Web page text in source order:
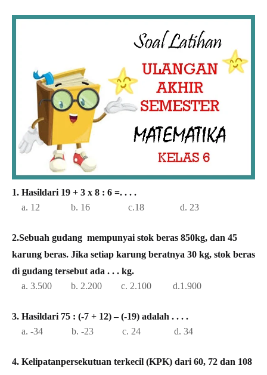
1. Hasildari 19 + 3 x 8 : 6 =. . . .
a. 12 b. 16 c.18 d. 23
2.Sebuah gudang mempunyai stok beras 850kg, dan 45
karung beras. Jika setiap karung beratnya 30 kg, stok beras
di gudang tersebut ada . . . kg.
a. 3.500 b. 2.200 c. 2.100 d.1.900
3. Hasildari 75 : (-7 + 12) – (-19) adalah . . . .
a. -34 b. -23 c. 24 d. 34
4. Kelipatanpersekutuan terkecil (KPK) dari 60, 72 dan 108